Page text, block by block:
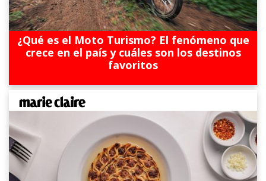
¿Qué es el Moto Turismo? El fenómeno que
crece en el país y cuáles son los destinos
favoritos